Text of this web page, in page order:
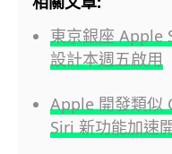
東京銀座
設計本週五啟用
Apple 開發類
Siri 新功能加速